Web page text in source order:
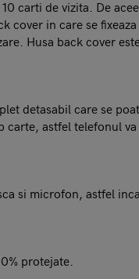
carti de vizita. De
cover in care se
Husa back cover
detasabil care se
astfel telefonul
si microfon, astfel
protejate.